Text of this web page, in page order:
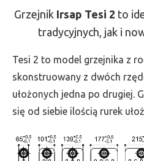
-
wys.
685,
szer.
270,
292
Grzejnik Irsap Tesi 2 to
tradycyjnych, jak i
Tesi 2 to model grzejnika z
skonstruowany z dwóch
ułożonych jedna po drugiej.
się od siebie ilością rurek